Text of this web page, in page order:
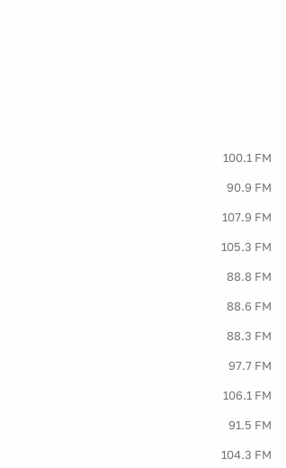
100.1 FM
90.9 FM
107.9 FM
105.3 FM
88.8 FM
88.6 FM
88.3 FM
97.7 FM
106.1 FM
91.5 FM
104.3 FM